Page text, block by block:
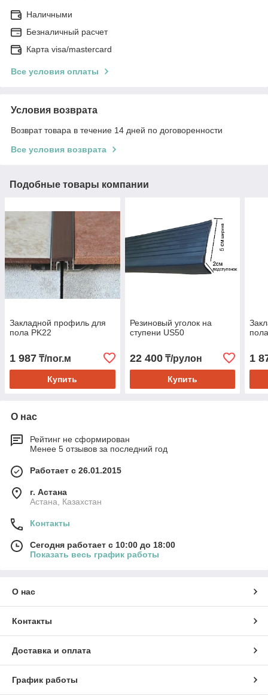
Наличными
Безналичный расчет
Карта visa/mastercard
Все условия оплаты
Условия возврата
Возврат товара в течение 14 дней по договоренности
Все условия возврата
Подобные товары компании
Закладной профиль для
пола PK22
1 987 ₸/пог.м
Купить
Резиновый уголок на
ступени US50
22 400₸/рулон
Купить
1
О нас
Рейтинг не сформирован
Менее 5 отзывов за последний год
Работает с 26.01.2015
г. Астана
Астана, Казахстан
Контакты
Сегодня работает с 10:00 до 18:00
Показать весь график работы
О нас
Контакты
Доставка и оплата
График работы